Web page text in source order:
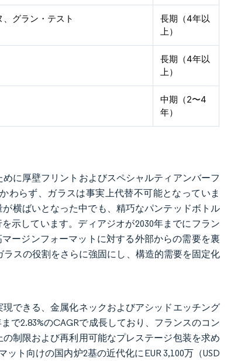
グラン・テスト
長期（4年以
上）
長期（4年以
上）
中期（2〜4
年）
に厚壁フリントおよびスペシャルティアンバーフ
わらず、ガラスは事実上代替不可能となっていま
が横ばいとなった中でも、精巧なパンテッドボトル
示しています。ディアジオが2030年までにフラン
ージンフォーマットに対する外部からの需要を裏
スの役割をさらに強固にし、構造的需要を固定化
できる、金属化ネックおよびアシッドエッチング
で2.83%のCAGRで成長しており、フランスのコン
制限および再利用可能なプレステージ包装を求め
ト向けの国内炉2基の近代化にEUR 3,100万（USD